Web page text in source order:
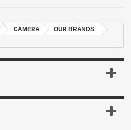
CAMERA
OUR BRANDS